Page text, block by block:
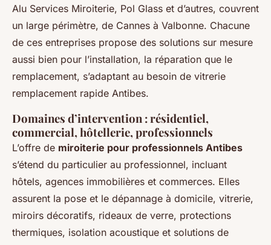
Alu Services Miroiterie, Pol Glass et d’autres, couvrent
un large périmètre, de Cannes à Valbonne. Chacune
de ces entreprises propose des solutions sur mesure
aussi bien pour l’installation, la réparation que le
remplacement, s’adaptant au besoin de vitrerie
remplacement rapide Antibes.
Domaines d’intervention : résidentiel,
commercial, hôtellerie, professionnels
L’offre de miroiterie pour professionnels Antibes
s’étend du particulier au professionnel, incluant
hôtels, agences immobilières et commerces. Elles
assurent la pose et le dépannage à domicile, vitrerie,
miroirs décoratifs, rideaux de verre, protections
thermiques, isolation acoustique et solutions de